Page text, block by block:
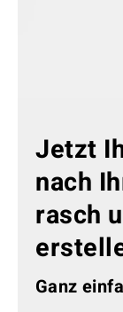
Jetzt
nach
rasch
Ganz